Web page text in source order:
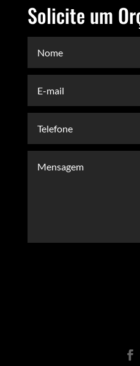
Solicite um